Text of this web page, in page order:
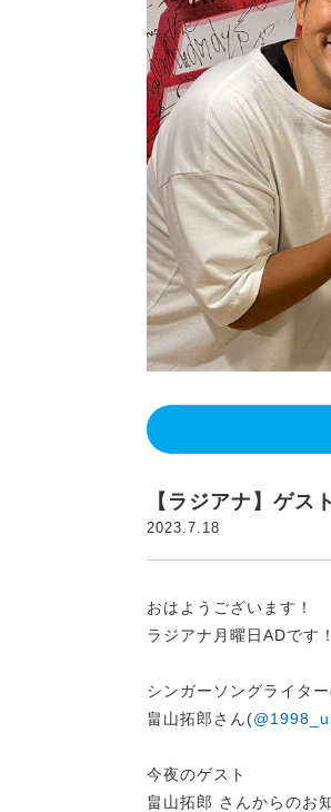
【ラジアナ】ゲス
2023.7.18
おはようございます！
ラジアナ月曜日ADです！
シンガーソングライタ
畠山拓郎さん(
今夜のゲスト
畠山拓郎 さんからのお